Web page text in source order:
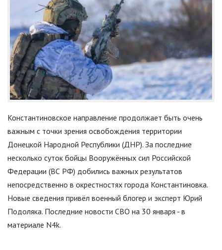
Константиновское направление продолжает быть очень
важным с точки зрения освобождения территории
Донецкой Народной Республики (ДНР). За последние
несколько суток бойцы Вооружённых сил Российской
Федерации (ВС РФ) добились важных результатов
непосредственно в окрестностях города Константиновка.
Новые сведения привёл военный блогер и эксперт Юрий
Подоляка. Последние новости СВО на 30 января - в
материале N4k.